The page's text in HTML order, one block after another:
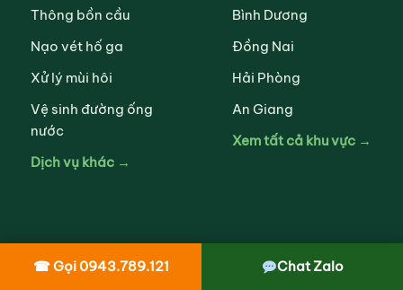
Thông bồn cầu
Nạo vét hố ga
Xử lý mùi hôi
Vệ sinh đường ống
nước
Dịch vụ khác →
Bình Dương
Đồng Nai
Hải Phòng
An Giang
Xem tất cả khu vực →
VỀ CHÚNG TÔI
☎ Gọi 0943.789.121 Chat Zalo